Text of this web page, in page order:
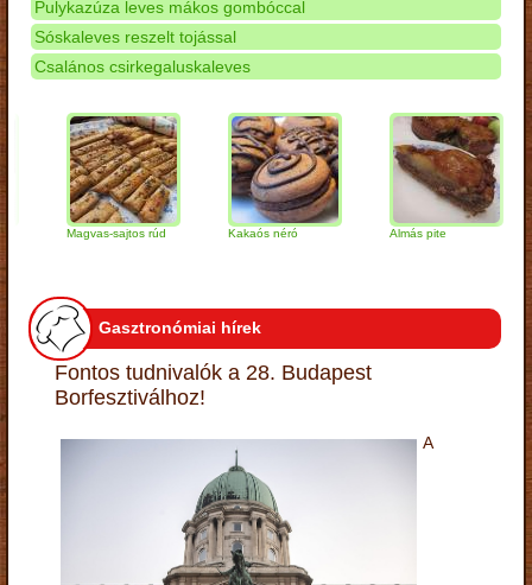
Pulykazúza leves mákos gombóccal
Sóskaleves reszelt tojással
Csalános csirkegaluskaleves
Magvas-sajtos rúd Kakaós néró Almás pite
Gasztronómiai hírek
Fontos tudnivalók a 28. Budapest
Borfesztiválhoz!
A